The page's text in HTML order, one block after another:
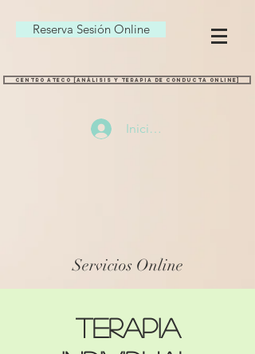
Reserva Sesión Online
CENTRO ATECO [ANÁLISIS Y TERAPIA DE CONDUCTA ONLINE]
Iniciar sesión
Terapia
Servicios Online